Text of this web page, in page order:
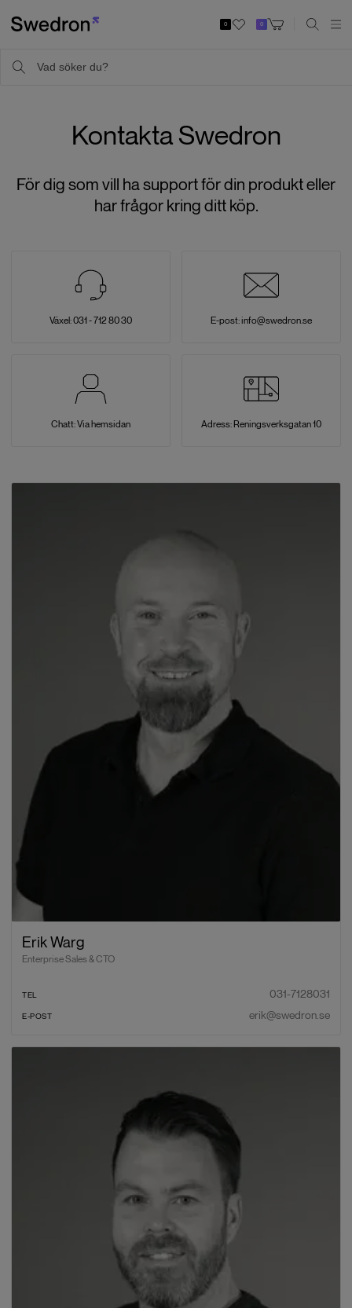
0 0
Kontakta Swedron
För dig som vill ha support för din produkt eller
har frågor kring ditt köp.
Växel: 031 - 712 80 30 E-post: info@swedron.se
Chatt: Via hemsidan Adress: Reningsverksgatan 10
Erik Warg
Enterprise Sales & CTO
TEL 031-7128031
E-POST erik@swedron.se